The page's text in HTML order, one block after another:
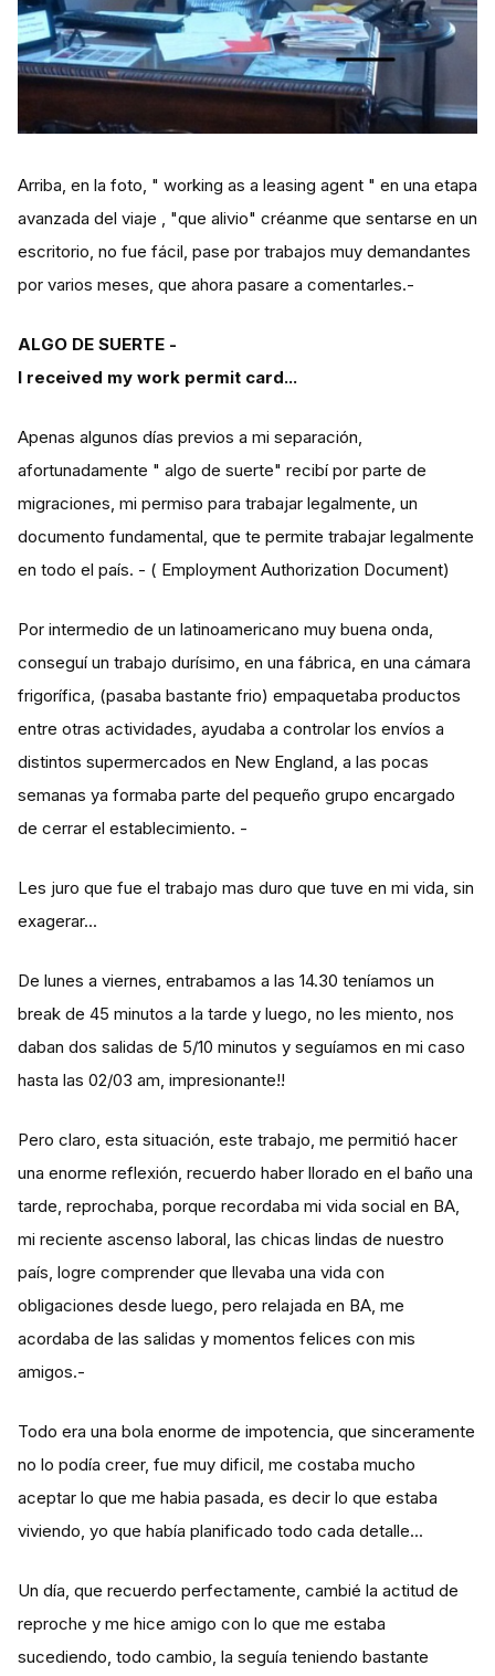
Arriba, en la foto, " working as a leasing agent " en una etapa
avanzada del viaje , "que alivio" créanme que sentarse en un
escritorio, no fue fácil, pase por trabajos muy demandantes
por varios meses, que ahora pasare a comentarles.-
ALGO DE SUERTE -
I received my work permit card...
Apenas algunos días previos a mi separación,
afortunadamente " algo de suerte" recibí por parte de
migraciones, mi permiso para trabajar legalmente, un
documento fundamental, que te permite trabajar legalmente
en todo el país. - ( Employment Authorization Document)
Por intermedio de un latinoamericano muy buena onda,
conseguí un trabajo durísimo, en una fábrica, en una cámara
frigorífica, (pasaba bastante frio) empaquetaba productos
entre otras actividades, ayudaba a controlar los envíos a
distintos supermercados en New England, a las pocas
semanas ya formaba parte del pequeño grupo encargado
de cerrar el establecimiento. -
Les juro que fue el trabajo mas duro que tuve en mi vida, sin
exagerar...
De lunes a viernes, entrabamos a las 14.30 teníamos un
break de 45 minutos a la tarde y luego, no les miento, nos
daban dos salidas de 5/10 minutos y seguíamos en mi caso
hasta las 02/03 am, impresionante!!
Pero claro, esta situación, este trabajo, me permitió hacer
una enorme reflexión, recuerdo haber llorado en el baño una
tarde, reprochaba, porque recordaba mi vida social en BA,
mi reciente ascenso laboral, las chicas lindas de nuestro
país, logre comprender que llevaba una vida con
obligaciones desde luego, pero relajada en BA, me
acordaba de las salidas y momentos felices con mis
amigos.-
Todo era una bola enorme de impotencia, que sinceramente
no lo podía creer, fue muy dificil, me costaba mucho
aceptar lo que me habia pasada, es decir lo que estaba
viviendo, yo que había planificado todo cada detalle...
Un día, que recuerdo perfectamente, cambié la actitud de
reproche y me hice amigo con lo que me estaba
sucediendo, todo cambio, la seguía teniendo bastante